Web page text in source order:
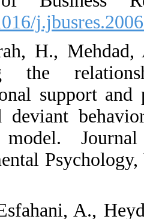
[DOI:10.1016/
28. Munirah,
Analyzing
organizational
stress and
equation
Developmental
29. Nasr